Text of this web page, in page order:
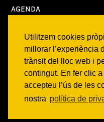
Utilitzem cookies
millorar l’experiència
trànsit del lloc web i
contingut. En fer clic
accepteu l’ús de les
nostra política de
AGENDA
NOTICIES
Activitats
Comunicats
Victories